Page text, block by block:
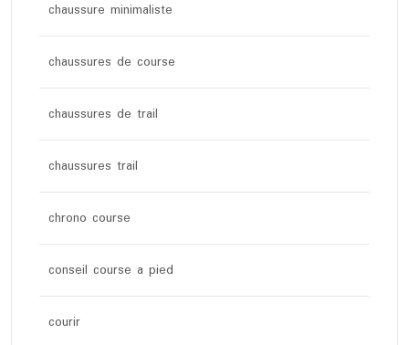
chaussure minimaliste
chaussures de course
chaussures de trail
chaussures trail
chrono course
conseil course a pied
courir